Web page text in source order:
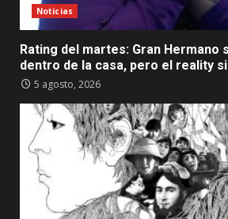
Noticias
Rating del martes: Gran Hermano
dentro de la casa, pero el reality
5 agosto, 2026